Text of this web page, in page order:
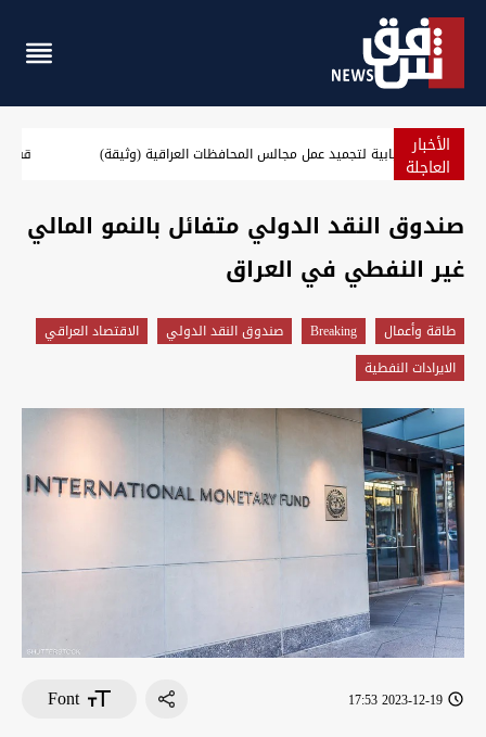
الأخبار
العاجلة تواقيع نيابية لتجميد عمل مجالس المحافظات العراقية (وثيقة)
صندوق النقد الدولي متفائل بالنمو المالي
غير النفطي في العراق
طاقة وأعمال Breaking صندوق النقد الدولي
الاقتصاد العراقي
الايرادات النفطية
2023-12-19 17:53
Font